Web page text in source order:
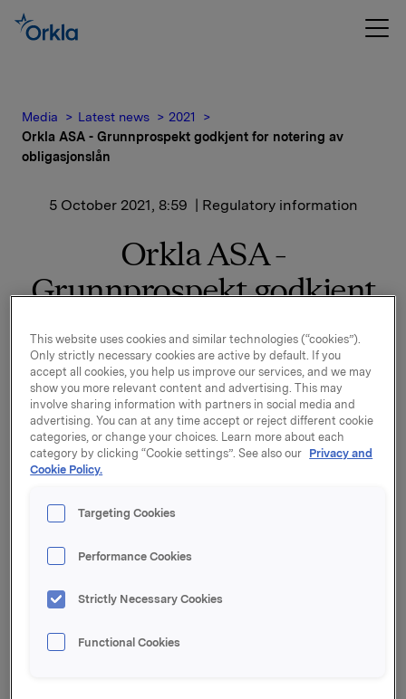
Media Latest news
2021
Orkla ASA - Grunnprospekt godkjent for notering av
obligasjonslån
5 October 2021, 8:59 | Regulatory information
Orkla ASA -
Grunnprospekt godkjent
for notering av
obligasjonslån
Det vises til børsmelding 27. mai og 7. september
2021 vedrørende emisjon av nye obligasjonslån.
Finanstilsynet har 1. oktober 2021 godkjent
grunnprospekt med vedlegg utarbeidet av Orkla ASA i
forbindelse med børsnotering selskapets 4 nye
obligasjonslån:
ISIN NO0011013708 – Green Bond FRN 2021-
ISIN NO0011013716 – Green Bond 2,4425%
2021-2031
ISIN NO0011095499 – FRN 2021-2027
ISIN NO0011095507 – 2,20% 2021-2029
This website uses cookies and similar technologies (“cookies”).
Only strictly necessary cookies are active by default. If you
accept all cookies, you help us improve our services, and we may
show you more relevant content and advertising. This may
involve sharing information with partners in social media and
advertising. You can at any time accept or reject different cookie
categories, or change your choices. Learn more about each
category by clicking “Cookie settings”. See also our Privacy and
Cookie Policy.
Targeting Cookies
Performance Cookies
Strictly Necessary Cookies
Functional Cookies